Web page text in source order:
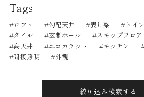
Tags
ロフト 勾配天井 表し梁 トイレ
タイル
玄関ホール スキップフロア
高天井
エコカラット キッチン
間接照明
外観
絞り込み検索する